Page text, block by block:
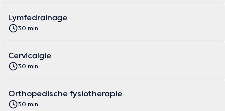
Lymfedrainage
30 min
Cervicalgie
30 min
Orthopedische fysiotherapie
30 min